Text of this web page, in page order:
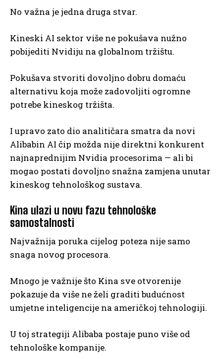
No važna je jedna druga stvar.
Kineski AI sektor više ne pokušava nužno
pobijediti Nvidiju na globalnom tržištu.
Pokušava stvoriti dovoljno dobru domaću
alternativu koja može zadovoljiti ogromne
potrebe kineskog tržišta.
I upravo zato dio analitičara smatra da novi
Alibabin AI čip možda nije direktni konkurent
najnaprednijim Nvidia procesorima — ali bi
mogao postati dovoljno snažna zamjena unutar
kineskog tehnološkog sustava.
Kina ulazi u novu fazu tehnološke
samostalnosti
Najvažnija poruka cijelog poteza nije samo
snaga novog procesora.
Mnogo je važnije što Kina sve otvorenije
pokazuje da više ne želi graditi budućnost
umjetne inteligencije na američkoj tehnologiji.
U toj strategiji Alibaba postaje puno više od
tehnološke kompanije.